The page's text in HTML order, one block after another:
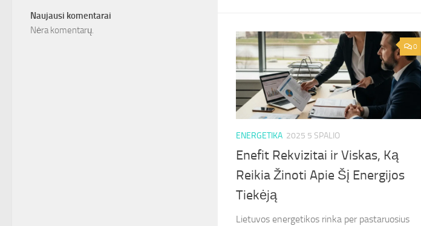
0
ENERGETIKA 2025 5 SPALIO
Enefit Rekvizitai ir Viskas, Ką
Reikia Žinoti Apie Šį Energijos
Tiekėją
Lietuvos energetikos rinka per pastaruosius
Naujausi komentarai
Nėra komentarų.